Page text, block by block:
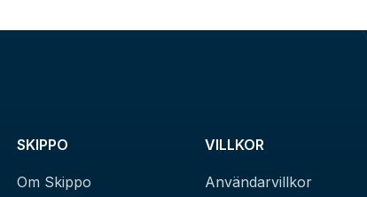
SKIPPO
Om Skippo
VILLKOR
Användarvillkor